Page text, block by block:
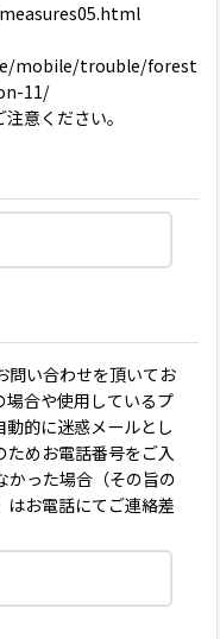
mobile/trouble/forest
11/
意ください。
問い合わせを頂いてお
場合や使用しているプ
的に迷惑メールとし
ためお電話番号をご入
かった場合（その旨の
はお電話にてご連絡差